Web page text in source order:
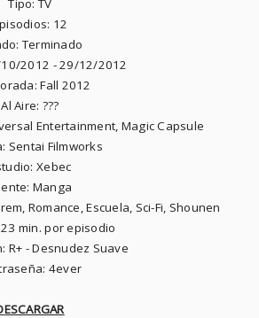
Tipo: TV
12
Terminado
2012 - 29/12/2012
Fall 2012
Al Aire: ???
Entertainment, Magic Capsule
Sentai Filmworks
Xebec
Manga
Romance, Escuela, Sci-Fi, Shounen
23 min. por episodio
R+ - Desnudez Suave
4ever
ESCARGAR